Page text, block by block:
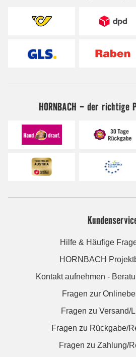
HORNBACH - der
Hilfe & Häufige
HORNBACH
Kontakt aufnehmen -
Fragen zur
Fragen zu Versand/
Fragen zu Rückgabe/
Fragen zu Zahlung/